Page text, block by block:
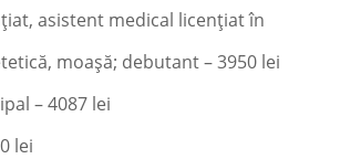
asistent medical licenţiat în
moaşă; debutant – 3950 lei
– 4087 lei
lei